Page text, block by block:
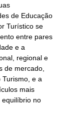
de Educação
Turístico se
entre pares
e a
regional e
de mercado,
e a
mais
equilíbrio no